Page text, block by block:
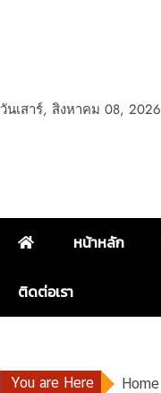
วันเสาร์, สิงหาคม 08, 2026
หน้าหลัก
ติดต่อเรา
You are Here Home